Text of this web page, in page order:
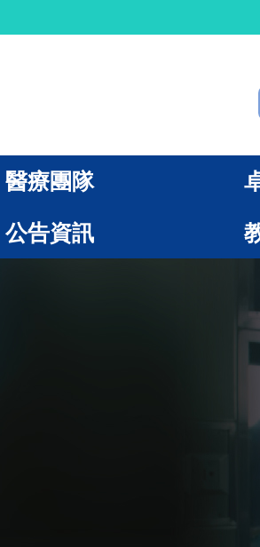
醫療團隊
公告資訊